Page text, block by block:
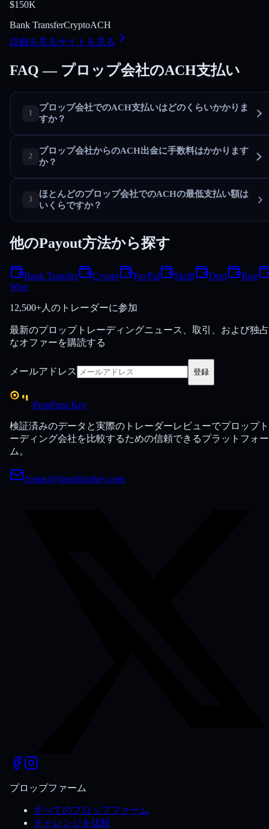
$150K
Bank TransferCryptoACH
詳細を見るサイトを見る
FAQ — プロップ会社のACH支払い
プロップ会社でのACH支払いはどのくらいかかりま
すか？
プロップ会社からのACH出金に手数料はかかります
か？
ほとんどのプロップ会社でのACHの最低支払い額は
いくらですか？
他のPayout方法から探す
Bank Transfer Crypto PayPal Skrill Deel
Rise
Wise
12,500+人のトレーダーに参加
最新のプロップトレーディングニュース、取引、および独
なオファーを購読する
メールアドレス 登録
PropFirm Key
検証済みのデータと実際のトレーダーレビューでプロップ
ーディング会社を比較するための信頼できるプラットフォー
ム。
contact@propfirmkey.com
プロップファーム
すべてのプロップファーム
チャレンジを比較